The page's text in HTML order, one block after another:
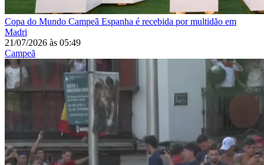
Copa do Mundo Campeã Espanha é recebida por multidão em
Madri
21/07/2026 às 05:49
Campeã